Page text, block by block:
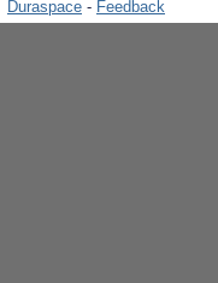
Duraspace - Feedback